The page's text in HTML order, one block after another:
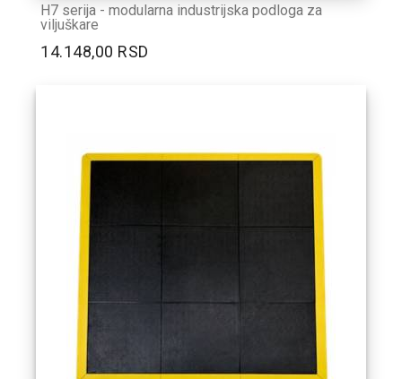
H7 serija - modularna industrijska podloga za
viljuškare
14.148,00 RSD